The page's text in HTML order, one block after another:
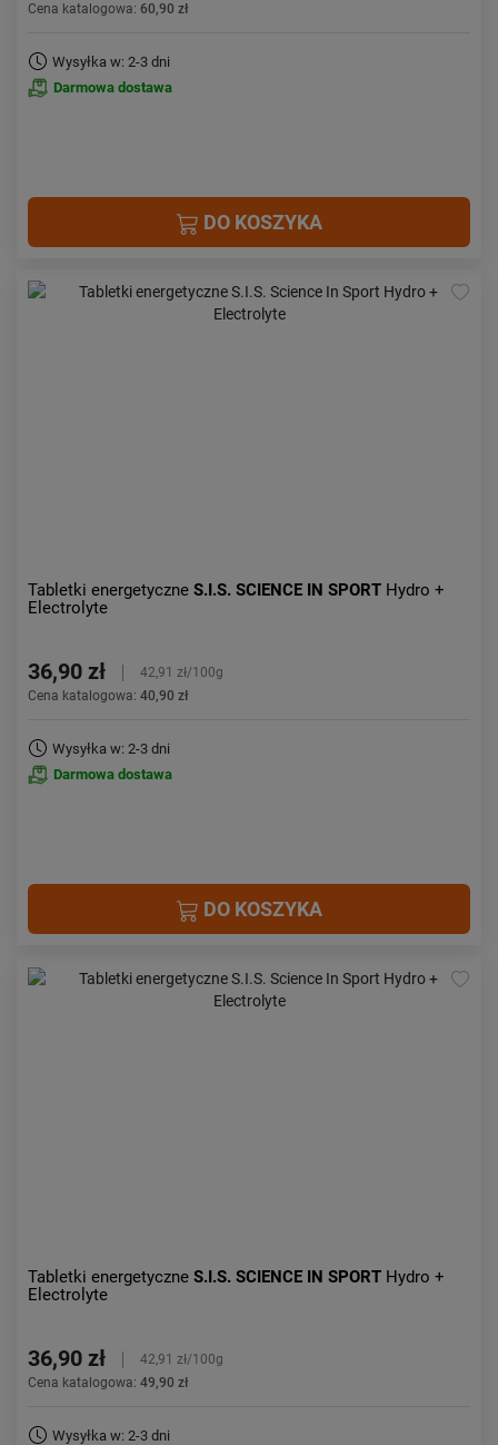
Cena katalogowa: 60,90 zł
Wysyłka w: 2-3 dni
Darmowa dostawa
DO KOSZYKA
Tabletki energetyczne S.I.S. SCIENCE IN SPORT Hydro +
Electrolyte
36,90 zł
42,91 zł/100g
Cena katalogowa: 40,90 zł
Wysyłka w: 2-3 dni
Darmowa dostawa
DO KOSZYKA
Tabletki energetyczne S.I.S. SCIENCE IN SPORT Hydro +
Electrolyte
36,90 zł
42,91 zł/100g
Cena katalogowa: 49,90 zł
Wysyłka w: 2-3 dni